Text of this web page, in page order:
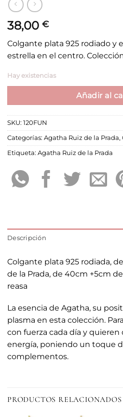
38,00 €
Colgante plata 925 rodiado y
estrella en el centro.
Hay existencias
Añadir al
SKU: 120FUN
Categorías: Agatha Ruiz de la Prada,
Etiqueta: Agatha Ruiz de la Prada
Descripción
Colgante plata 925 rodiada,
de la Prada, de 40cm +5cm
reasa
La esencia de Agatha, su
plasma en esta colección.
con fuerza cada día y quieren
energía, poniendo un toque
complementos.
PRODUCTOS RELACIONADOS